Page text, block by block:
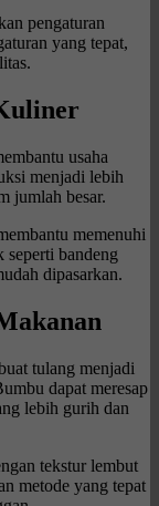
pengaturan
yang tepat,
usaha
menjadi lebih
jumlah besar.
memenuhi
seperti bandeng
dipasarkan.
tulang menjadi
dapat meresap
lebih gurih dan
tekstur lembut
metode yang tepat